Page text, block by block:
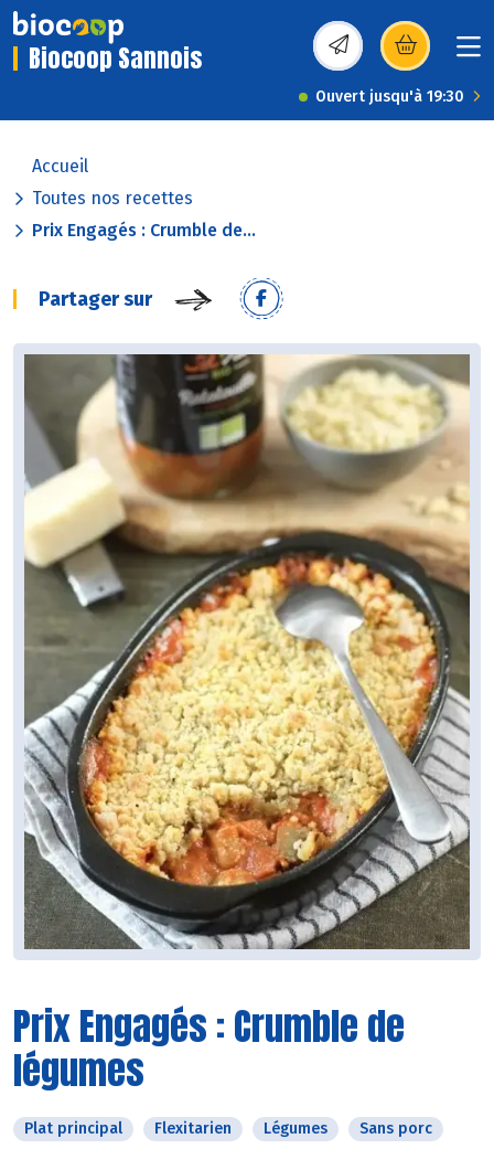
Biocoop Sannois (s’ouvre dans une
Ouvert jusqu'à 19:30
Accueil
Toutes nos recettes
Prix Engagés : Crumble de...
Partager sur
Prix Engagés : Crumble de
légumes
Plat principal Flexitarien Légumes
Sans porc